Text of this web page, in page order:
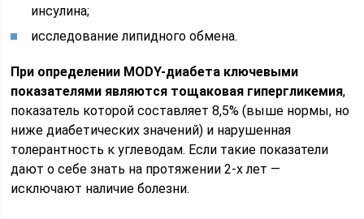
инсулина;
исследование липидного обмена.
При определении MODY-диабета ключевыми
показателями являются тощаковая гипергликемия,
показатель которой составляет 8,5% (выше нормы, но
ниже диабетических значений) и нарушенная
толерантность к углеводам. Если такие показатели
дают о себе знать на протяжении 2-х лет —
исключают наличие болезни.